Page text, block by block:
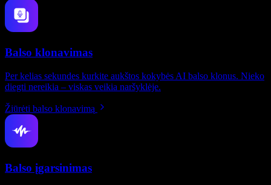
Balso klonavimas
Per kelias sekundes kurkite aukštos kokybės AI balso klonus. Nieko
diegti nereikia – viskas veikia naršyklėje.
Žiūrėti balso klonavimą
Balso įgarsinimas